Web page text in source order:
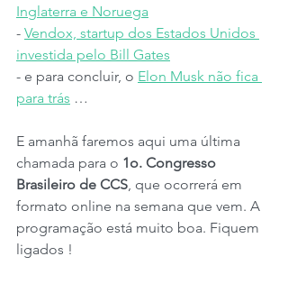
Inglaterra e Noruega
- Vendox, startup dos Estados Unidos
investida pelo Bill Gates
- e para concluir, o Elon Musk não fica
para trás …
E amanhã faremos aqui uma última
chamada para o 1o. Congresso
Brasileiro de CCS, que ocorrerá em
formato online na semana que vem. A
programação está muito boa. Fiquem
ligados !